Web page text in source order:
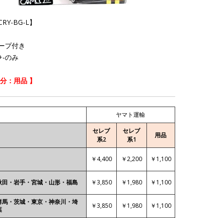
BG-L】
プ付き
のみ
：用品 】
ヤマト運輸
セレブ
系2
セレブ
系1
用品
￥4,400 ￥2,200 ￥1,100
田・岩手・宮城・山形・福島 ￥3,850 ￥1,980 ￥1,100
馬・茨城・東京・神奈川・埼
￥3,850 ￥1,980 ￥1,100